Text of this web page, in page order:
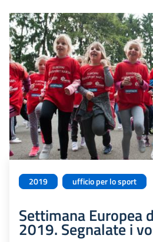
2019 ufficio per lo sport
Settimana Europea
2019. Segnalate i